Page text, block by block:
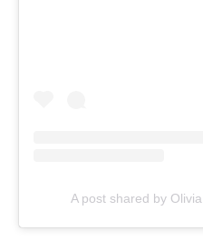
A post shared by